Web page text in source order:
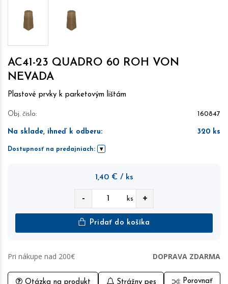
AC41-23 QUADRO 60 ROH VON
NEVADA
Plastové prvky k parketovým lištám
Obj. čislo: 160847
Na sklade, ihneď k odberu: 320ks
Dostupnosť na predajniach:
1,40 € / ks
- ks +
Pridať do košíka
Pri nákupe nad 200€ DOPRAVA ZDARMA
Otázka na produkt Strážny pes Porovnať